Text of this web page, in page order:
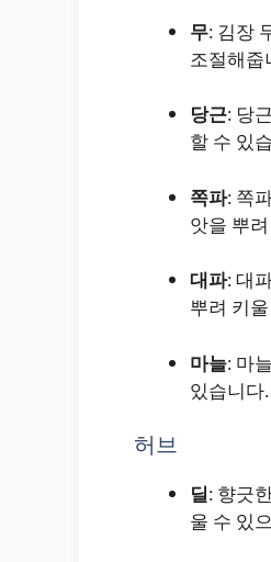
무: 김장
조절해줍
당근: 당
할 수 있
쪽파: 쪽
앗을 뿌
대파: 대
뿌려 키
마늘: 마
있습니다
허브
딜: 향긋
울 수 있